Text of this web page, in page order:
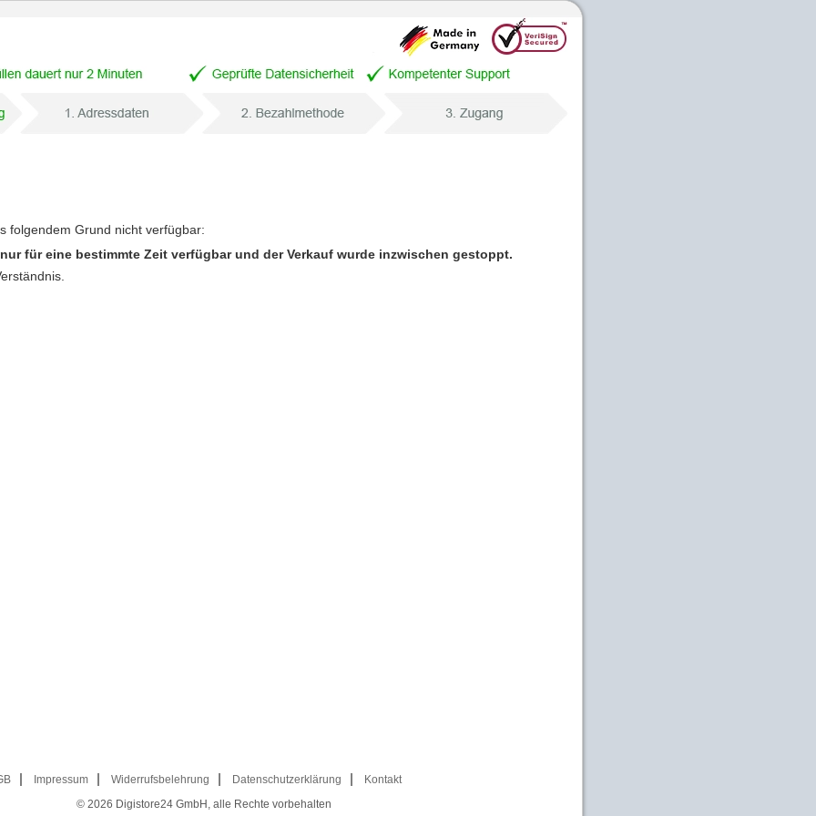
folgendem Grund nicht verfügbar:
für eine bestimmte Zeit verfügbar und der Verkauf wurde inzwischen gestoppt.
Impressum Widerrufsbelehrung Datenschutzerklärung
Kontakt
© 2026 Digistore24 GmbH, alle Rechte vorbehalten